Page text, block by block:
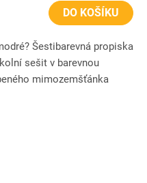
DO KOŠÍKU
Šestibarevná propiska
sešit v barevnou
mimozemšťánka